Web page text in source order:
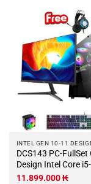
SSD 250Gb VGA
4Gb PSU 400W
Wifi KB-Chuột.jpg
DCS143 PC-FullSet Gaming-
Design Intel Core
2.6Ghz Turbo
11.899.000₭